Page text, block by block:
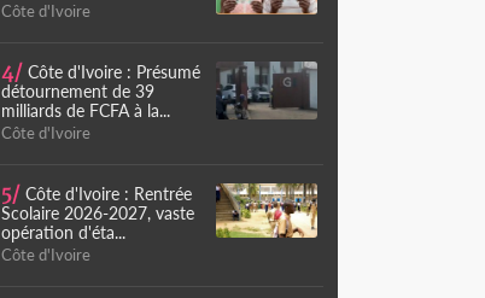
Côte d'Ivoire
4/ Côte d'Ivoire : Présumé
détournement de 39
milliards de FCFA à la...
Côte d'Ivoire
5/ Côte d'Ivoire : Rentrée
Scolaire 2026-2027, vaste
opération d'éta...
Côte d'Ivoire